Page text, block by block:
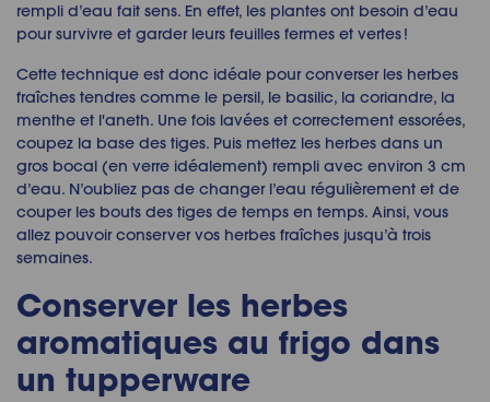
rempli d’eau fait sens. En effet, les plantes ont besoin d’eau
pour survivre et garder leurs feuilles fermes et vertes !
Cette technique est donc idéale pourconverser les herbes
fraîches tendres comme le persil, le basilic, la coriandre, la
menthe et l'aneth. Une fois lavées et correctement essorées,
coupez la base des tiges. Puis mettez les herbes dans un
gros bocal (en verre idéalement) rempli avec environ 3 cm
d’eau. N’oubliez pas de changer l’eau régulièrement et de
couper les bouts des tiges de temps en temps. Ainsi, vous
allez pouvoirconserver vos herbes fraîches jusqu’à trois
semaines.
Conserver les herbes
aromatiques au frigo dans
un tupperware